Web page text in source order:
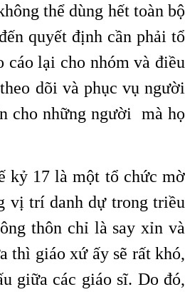
thể dùng hết toàn bộ
quyết định cần phải tổ
cáo lại cho nhóm và điều
dõi và phục vụ người
cho những người mà họ
kỷ 17 là một tổ chức mờ
vị trí danh dự trong triều
thôn chỉ là say xỉn và
thì giáo xứ ấy sẽ rất khó,
giữa các giáo sĩ. Do đó,